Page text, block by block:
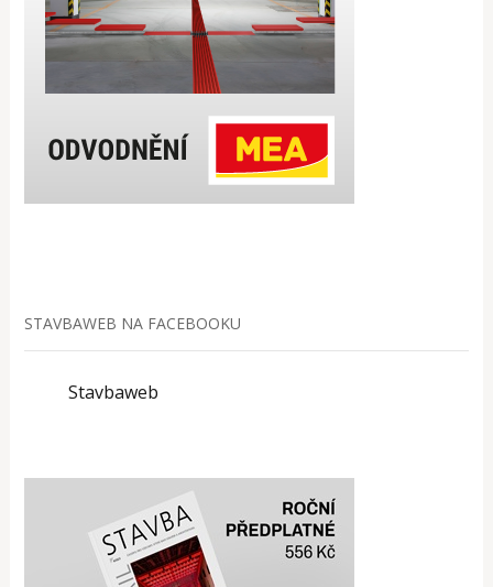
STAVBAWEB NA FACEBOOKU
Stavbaweb